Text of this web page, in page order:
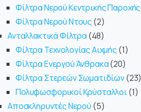
Φίλτρα Νερού Κεντρικής Παροχής
Φίλτρα Νερού Ντους 2
Ανταλλακτικά Φίλτρα 48
Φίλτρα Τεχνολογίας Αιχμής 1
Φίλτρα Ενεργού Άνθρακα 20
Φίλτρα Στερεών Σωματιδίων 23
Πολυφωσφορικοί Κρύσταλλοι 1
Αποσκληρυντές Νερού 5